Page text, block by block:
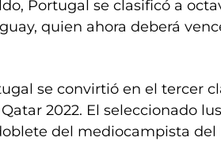
Portugal se clasificó a
quien ahora deberá
se convirtió en el tercer
2022. El seleccionado
del mediocampista